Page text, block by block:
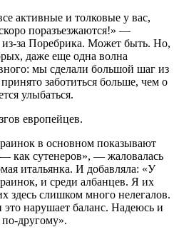
активные и толковые у вас,
поразъезжаются!» —
за Поребрика. Может быть. Но,
даже еще одна волна
мы сделали большой шаг из
заботиться больше, чем о
улыбаться.
европейцев.
в основном показывают
как сутенеров», — жаловалась
итальянка. И добавляла: «У
и среди албанцев. Я их
здесь слишком много нелегалов.
это нарушает баланс. Надеюсь и
по-другому».